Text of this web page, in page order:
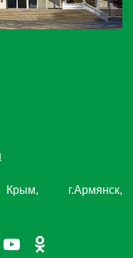
г.Армянск,